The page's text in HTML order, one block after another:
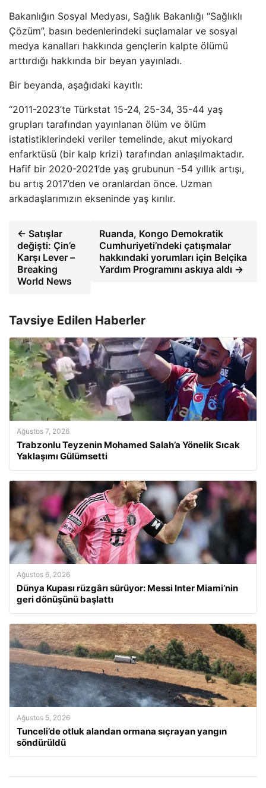
Bakanlığın Sosyal Medyası, Sağlık Bakanlığı “Sağlıklı
Çözüm”, basın bedenlerindeki suçlamalar ve sosyal
medya kanalları hakkında gençlerin kalpte ölümü
arttırdığı hakkında bir beyan yayınladı.
Bir beyanda, aşağıdaki kayıtlı:
“2011-2023’te Türkstat 15-24, 25-34, 35-44 yaş
grupları tarafından yayınlanan ölüm ve ölüm
istatistiklerindeki veriler temelinde, akut miyokard
enfarktüsü (bir kalp krizi) tarafından anlaşılmaktadır.
Hafif bir 2020-2021’de yaş grubunun -54 yıllık artışı,
bu artış 2017’den ve oranlardan önce. Uzman
arkadaşlarımızın ekseninde yaş kırılır.
← Satışlar
değişti: Çin’e
Karşı Lever –
Breaking
World News
Ruanda, Kongo Demokratik
Cumhuriyeti’ndeki çatışmalar
hakkındaki yorumları için Belçika
Yardım Programını askıya aldı →
Tavsiye Edilen Haberler
Ağustos 7, 2026
Trabzonlu Teyzenin Mohamed Salah’a Yönelik Sıcak
Yaklaşımı Gülümsetti
Ağustos 6, 2026
Dünya Kupası rüzgârı sürüyor: Messi Inter Miami’nin
geri dönüşünü başlattı
Ağustos 5, 2026
Tunceli’de otluk alandan ormana sıçrayan yangın
söndürüldü